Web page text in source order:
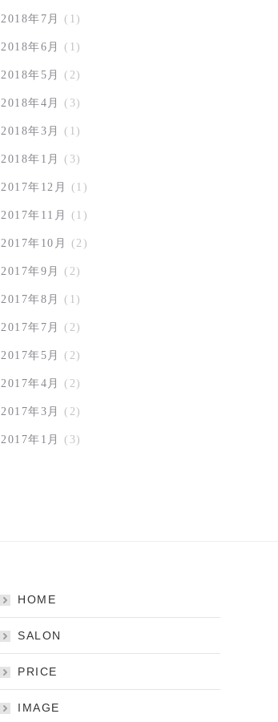
2018年7月 (1)
2018年6月 (1)
2018年5月 (2)
2018年4月 (3)
2018年3月 (1)
2018年1月 (3)
2017年12月 (1)
2017年11月 (1)
2017年10月 (2)
2017年9月 (2)
2017年8月 (1)
2017年7月 (2)
2017年5月 (2)
2017年4月 (2)
2017年3月 (2)
2017年1月 (3)
HOME
SALON
PRICE
IMAGE